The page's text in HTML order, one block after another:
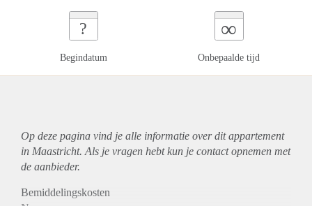
?
Begindatum
∞
Onbepaalde tijd
Op deze pagina vind je alle informatie over ditappartement
in Maastricht. Als je vragen hebt kun je contact opnemen met
de aanbieder.
Bemiddelingskosten